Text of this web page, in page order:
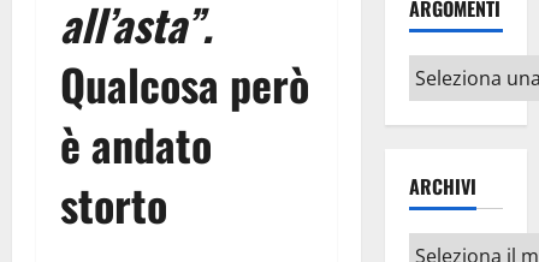
all’asta”.
Qualcosa però
è andato
storto
ARGOMENTI
Altri
argomenti
ARCHIVI
Archivi